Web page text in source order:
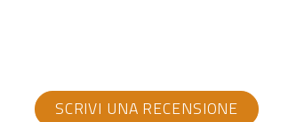
SCRIVI UNA RECENSIONE